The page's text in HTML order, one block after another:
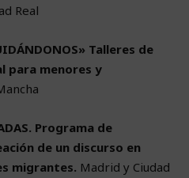
Real
Talleres de
para menores y
Programa de
de un discurso en
migrantes. Madrid y Ciudad